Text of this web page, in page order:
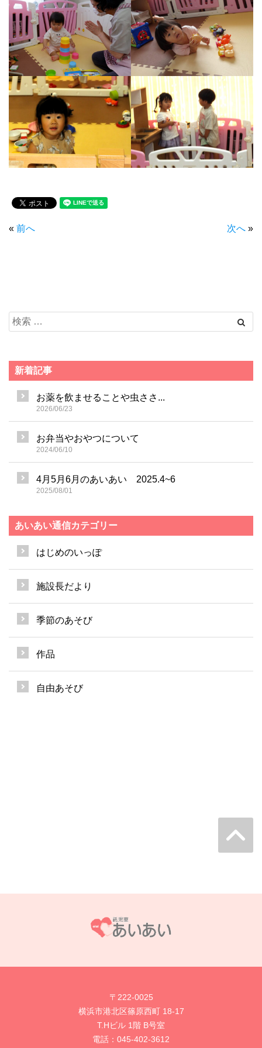
« 前へ 次へ »
新着記事
お薬を飲ませることや虫ささ...
2026/06/23
お弁当やおやつについて
2024/06/10
4月5月6月のあいあい 2025.4~6
2025/08/01
あいあい通信カテゴリー
はじめのいっぽ
施設長だより
季節のあそび
作品
自由あそび
〒222-0025
横浜市港北区篠原西町 18-17
T.Hビル 1階 B号室
電話： 045-402-3612